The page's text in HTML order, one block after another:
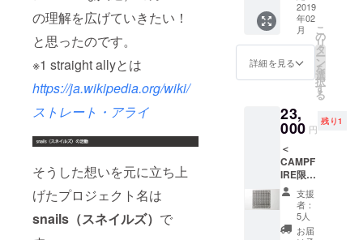
の理解を広げていきたい！
と思ったのです。
※1 straight allyとは
https://ja.wikipedia.org/wiki/
ストレート・アライ
そうした想いを元に立ち上
げたプロジェクト名は
snails（スネイルズ） で
様で
す。 カ
ラー：
トップ
グレー
クスサ
イズ ※
サイ
ズ、デ
ザイン
の詳細
はプロ
ジェク
ト本文
をご覧
待券の
セット
＞ 2019
年3月の
デ
ビュー
イベン
ひス
ウェッ
トを着
ていら
してく
ださ
い！ ・
ウェッ
ト リ
2019
年02
月
詳細を見る
こ
の
リ
タ
ー
ン
を
選
択
す
る
23,
000 円
残り1
＜
CAMPF
IRE限定
スカー
フ＞
snails
のロゴ
支援
者：
5人
お届